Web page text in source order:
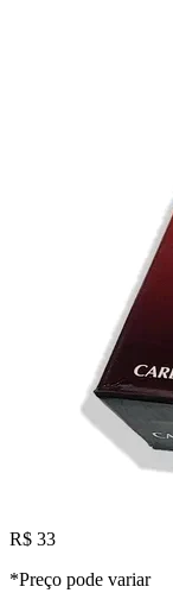
R$ 33
*Preço pode variar